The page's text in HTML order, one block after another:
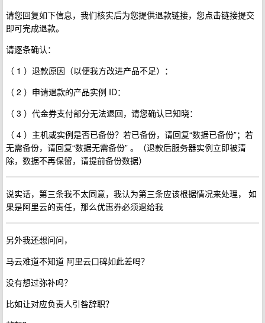
请您回复如下信息，我们核实后为您提供退款链接，您点击链接提交
即可完成退款。
请逐条确认：
（ 1 ）退款原因（以便我方改进产品不足）：
（ 2 ）申请退款的产品实例 ID：
（ 3 ）代金券支付部分无法退回，请您确认已知晓：
（ 4 ）主机或实例是否已备份？若已备份，请回复“数据已备份”；若
无需备份，请回复“数据无需备份” 。（退款后服务器实例立即被清
除，数据不再保留，请提前备份数据）
说实话，第三条我不太同意，我认为第三条应该根据情况来处理， 如
果是阿里云的责任，那么优惠券必须退给我
另外我还想问问，
马云难道不知道 阿里云口碑如此差吗？
没有想过弥补吗？
比如让对应负责人引咎辞职？